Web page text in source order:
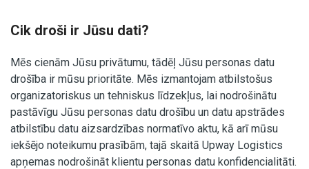
Cik droši ir Jūsu dati?
Mēs cienām Jūsu privātumu, tādēļ Jūsu personas datu
drošība ir mūsu prioritāte. Mēs izmantojam atbilstošus
organizatoriskus un tehniskus līdzekļus, lai nodrošinātu
pastāvīgu Jūsu personas datu drošību un datu apstrādes
atbilstību datu aizsardzības normatīvo aktu, kā arī mūsu
iekšējo noteikumu prasībām, tajā skaitā Upway Logistics
apņemas nodrošināt klientu personas datu konfidencialitāti.